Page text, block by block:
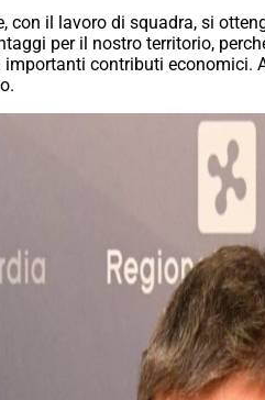
il lavoro di squadra, si
per il nostro territorio,
contributi economici.